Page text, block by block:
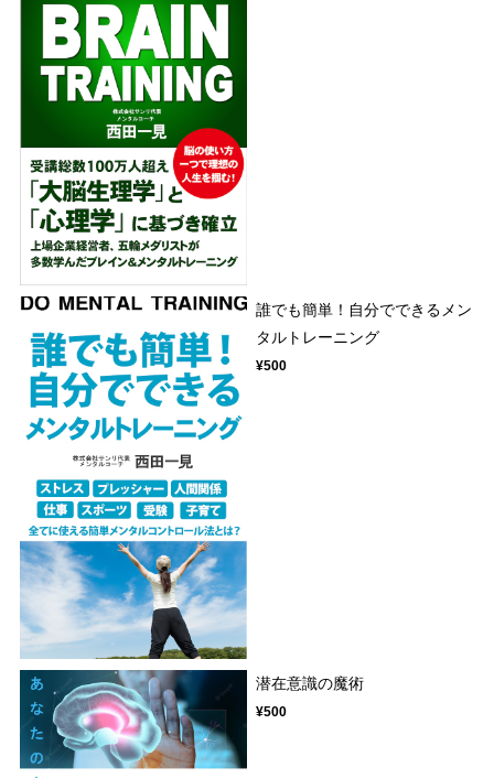
誰でも簡単！自分でできるメン
タルトレーニング
¥500
潜在意識の魔術
¥500